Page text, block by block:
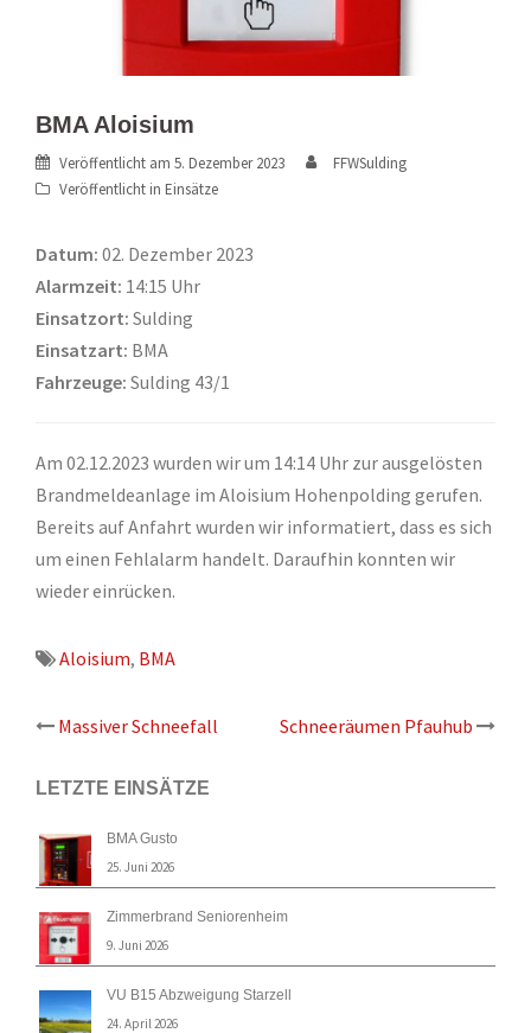
BMA Aloisium
Veröffentlicht am 5. Dezember 2023
FFWSulding
Veröffentlicht in Einsätze
Datum: 02. Dezember 2023
Alarmzeit: 14:15 Uhr
Einsatzort: Sulding
Einsatzart: BMA
Fahrzeuge: Sulding 43/1
Am 02.12.2023 wurden wir um 14:14 Uhr zur ausgelösten
Brandmeldeanlage im Aloisium Hohenpolding gerufen.
Bereits auf Anfahrt wurden wir informatiert, dass es sich
um einen Fehlalarm handelt. Daraufhin konnten wir
wieder einrücken.
Aloisium, BMA
Beitrags-
Navigation
Massiver Schneefall Schneeräumen Pfauhub
LETZTE EINSÄTZE
BMA Gusto
25. Juni 2026
Zimmerbrand Seniorenheim
9. Juni 2026
VU B15 Abzweigung Starzell
24. April 2026